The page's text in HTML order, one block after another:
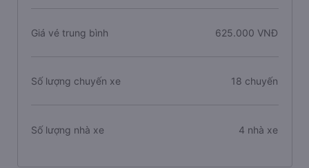
Giá vé trung bình 625.000 VNĐ
Số lượng chuyến xe 18 chuyến
Số lượng nhà xe 4 nhà xe